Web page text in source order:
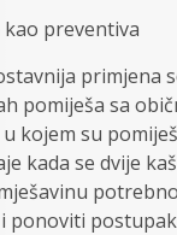
preventiva
primjena
pomiješa sa
kojem su
kada se dvije
ponoviti